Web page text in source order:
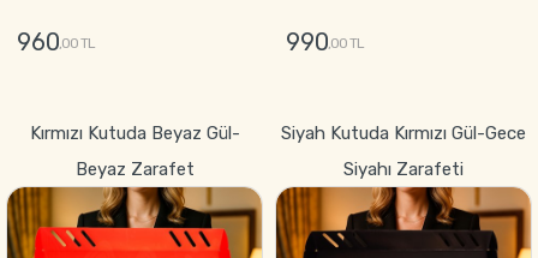
960,00 TL 990,00 TL
Kırmızı Kutuda Beyaz Gül-
Beyaz Zarafet
Siyah Kutuda Kırmızı Gül-Gece
Siyahı Zarafeti